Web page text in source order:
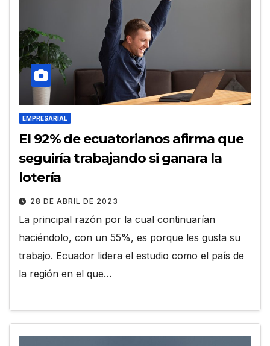
EMPRESARIAL
El 92% de ecuatorianos afirma que
seguiría trabajando si ganara la
lotería
28 DE ABRIL DE 2023
La principal razón por la cual continuarían
haciéndolo, con un 55%, es porque les gusta su
trabajo. Ecuador lidera el estudio como el país de
la región en el que…